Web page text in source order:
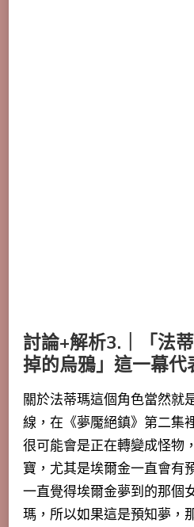
討論+解析3.｜「法
掉的烏鴉」這一幕代
關於法蒂瑪這個角色當然就
線，在《夢魘絕鎮》第二集
很可能會是正在轉變成怪物
寶，尤其是埃爾金一直會有
一直覺得埃爾金夢到的那個
瑪，所以如果這是預知夢，